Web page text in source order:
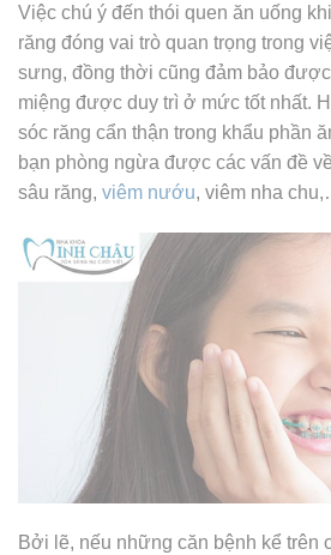
Việc chú ý đến thói quen ăn uống
răng đóng vai trò quan trọng trong
sưng, đồng thời cũng đảm bảo
miệng được duy trì ở mức tốt nhất.
sóc răng cẩn thận trong khẩu phần
bạn phòng ngừa được các vấn đề
sâu răng, viêm nướu, viêm nha
Bởi lẽ, nếu những căn bệnh kể trên